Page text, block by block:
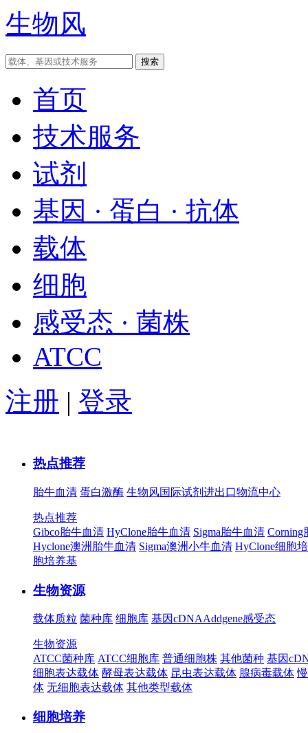
生物风
首页
技术服务
试剂
基因 · 蛋白 · 抗体
载体
细胞
感受态 · 菌株
ATCC
注册 | 登录
热点推荐
胎牛血清 蛋白激酶 生物风国际试剂进出口物流中心
热点推荐
Gibco胎牛血清 HyClone胎牛血清 Sigma胎牛血清 Corning
Hyclone澳洲胎牛血清 Sigma澳洲小牛血清 HyClone细胞
胞培养基
生物资源
载体质粒 菌种库 细胞库 基因cDNAAddgene感受态
生物资源
ATCC菌种库 ATCC细胞库 普通细胞株 其他菌种 基因
细胞表达载体 酵母表达载体 昆虫表达载体 腺病毒载体
体 无细胞表达载体 其他类型载体
细胞培养